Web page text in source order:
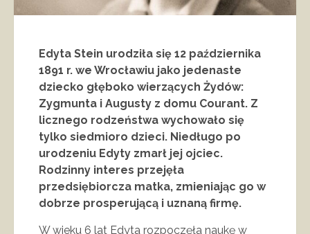
Edyta Stein urodziła się 12 października
1891 r. we Wrocławiu jako jedenaste
dziecko głęboko wierzących Żydów:
Zygmunta i Augusty z domu Courant. Z
licznego rodzeństwa wychowało się
tylko siedmioro dzieci. Niedługo po
urodzeniu Edyty zmarł jej ojciec.
Rodzinny interes przejęła
przedsiębiorcza matka, zmieniając go w
dobrze prosperującą i uznaną firmę.
W wieku 6 lat Edyta rozpoczęła naukę w